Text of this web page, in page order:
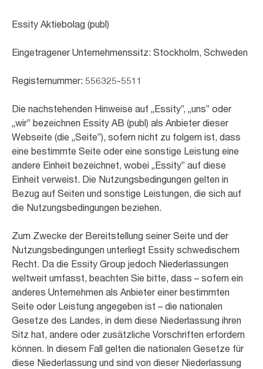
Essity Aktiebolag (publ)
Eingetragener Unternehmenssitz: Stockholm, Schweden
Registernummer: 556325-5511
Die nachstehenden Hinweise auf „Essity”, „uns” oder
„wir” bezeichnen Essity AB (publ) als Anbieter dieser
Webseite (die „Seite”), sofern nicht zu folgern ist, dass
eine bestimmte Seite oder eine sonstige Leistung eine
andere Einheit bezeichnet, wobei „Essity” auf diese
Einheit verweist. Die Nutzungsbedingungen gelten in
Bezug auf Seiten und sonstige Leistungen, die sich auf
die Nutzungsbedingungen beziehen.
Zum Zwecke der Bereitstellung seiner Seite und der
Nutzungsbedingungen unterliegt Essity schwedischem
Recht. Da die Essity Group jedoch Niederlassungen
weltweit umfasst, beachten Sie bitte, dass – sofern ein
anderes Unternehmen als Anbieter einer bestimmten
Seite oder Leistung angegeben ist – die nationalen
Gesetze des Landes, in dem diese Niederlassung ihren
Sitz hat, andere oder zusätzliche Vorschriften erfordern
können. In diesem Fall gelten die nationalen Gesetze für
diese Niederlassung und sind von dieser Niederlassung